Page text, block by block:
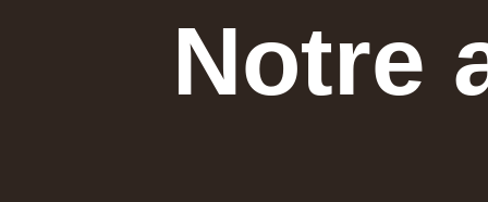
Notre